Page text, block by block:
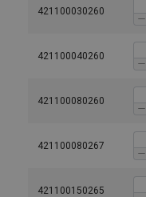
421100030260
421100040260
421100080260
421100080267
421100150265